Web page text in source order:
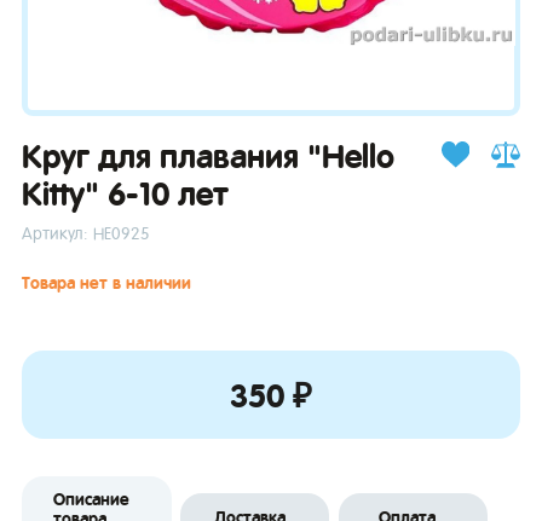
Круг для плавания "Hello
Kitty" 6-10 лет
Артикул: НЕ0925
Товара нет в наличии
350 ₽
Описание